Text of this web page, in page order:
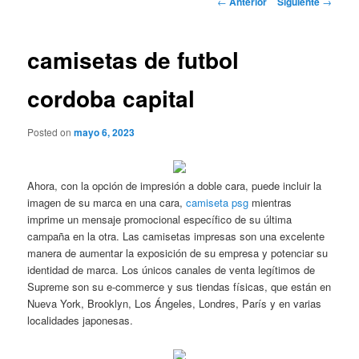
camisetas de futbol
cordoba capital
Posted onmayo 6, 2023
Ahora, con la opción de impresión a doble cara, puede incluir la
imagen de su marca en una cara,camiseta psg mientras
imprime un mensaje promocional específico de su última
campaña en la otra. Las camisetas impresas son una excelente
manera de aumentar la exposición de su empresa y potenciar su
identidad de marca. Los únicos canales de venta legítimos de
Supreme son su e-commerce y sus tiendas físicas, que están en
Nueva York, Brooklyn, Los Ángeles, Londres, París y en varias
localidades japonesas.